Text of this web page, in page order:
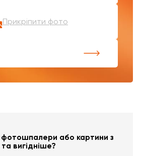
Прикріпити фото
фотошпалери або картини з
вигідніше?